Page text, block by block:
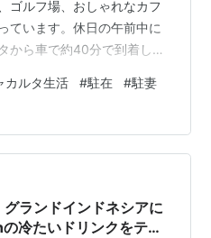
ゴルフ場、おしゃれなカフ
ています。休日の午前中に
から車で約40分で到着しま
ートです。 まずは、海沿い
イクをレンタルしました。
のですが、とても遠く暑い
方が良いかと思います。バ
左手の方にある…
カルタ生活 #駐在 #駐妻
グランドインドネシアに
冷たいドリンクをテイ